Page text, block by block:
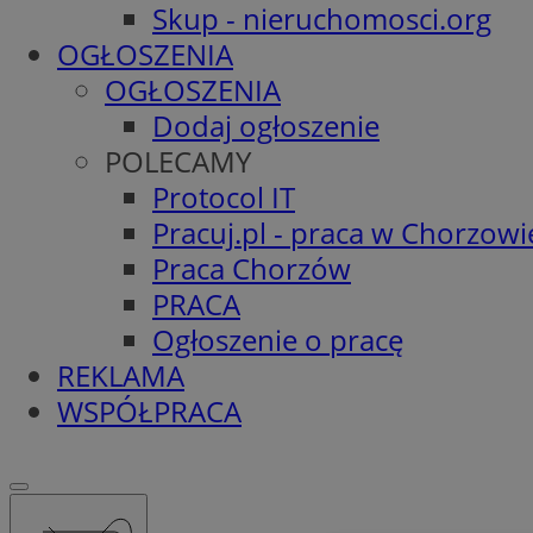
Skup - nieruchomosci.org
OGŁOSZENIA
OGŁOSZENIA
Dodaj ogłoszenie
POLECAMY
Protocol IT
Pracuj.pl - praca w
Praca Chorzów
PRACA
Ogłoszenie o pracę
REKLAMA
WSPÓŁPRACA